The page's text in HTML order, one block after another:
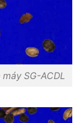
SG-ACDL